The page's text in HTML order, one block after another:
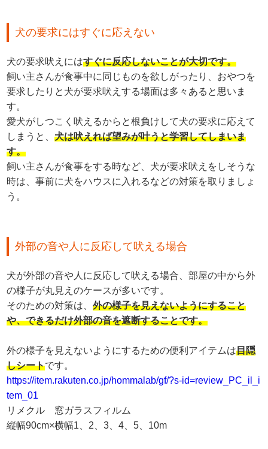
犬の要求にはすぐに応えない
犬の要求吠えにはすぐに反応しないことが大切です。
飼い主さんが食事中に同じものを欲しがったり、おやつを
要求したりと犬が要求吠えする場面は多々あると思いま
す。
愛犬がしつこく吠えるからと根負けして犬の要求に応えて
しまうと、犬は吠えれば望みが叶うと学習してしまいま
す。
飼い主さんが食事をする時など、犬が要求吠えをしそうな
時は、事前に犬をハウスに入れるなどの対策を取りましょ
う。
外部の音や人に反応して吠える場合
犬が外部の音や人に反応して吠える場合、部屋の中から外
の様子が丸見えのケースが多いです。
そのための対策は、外の様子を見えないようにすること
や、できるだけ外部の音を遮断することです。
外の様子を見えないようにするための便利アイテムは目隠
しシートです。
https://item.rakuten.co.jp/hommalab/gf/?s-id=review_PC_il_i
tem_01
リメクル 窓ガラスフィルム
縦幅90cm×横幅1、2、3、4、5、10m